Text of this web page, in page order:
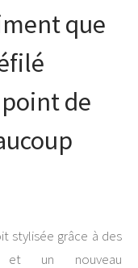
que
de
stylisée grâce à des
et un nouveau